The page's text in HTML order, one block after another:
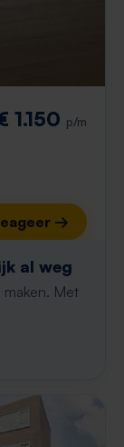
1.150 p/m
→
al weg
maken. Met